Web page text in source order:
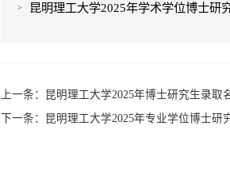
昆明理工大学2025年学术学位博士研
上一条：
昆明理工大学2025年博士研究生录取
下一条：
昆明理工大学2025年专业学位博士研